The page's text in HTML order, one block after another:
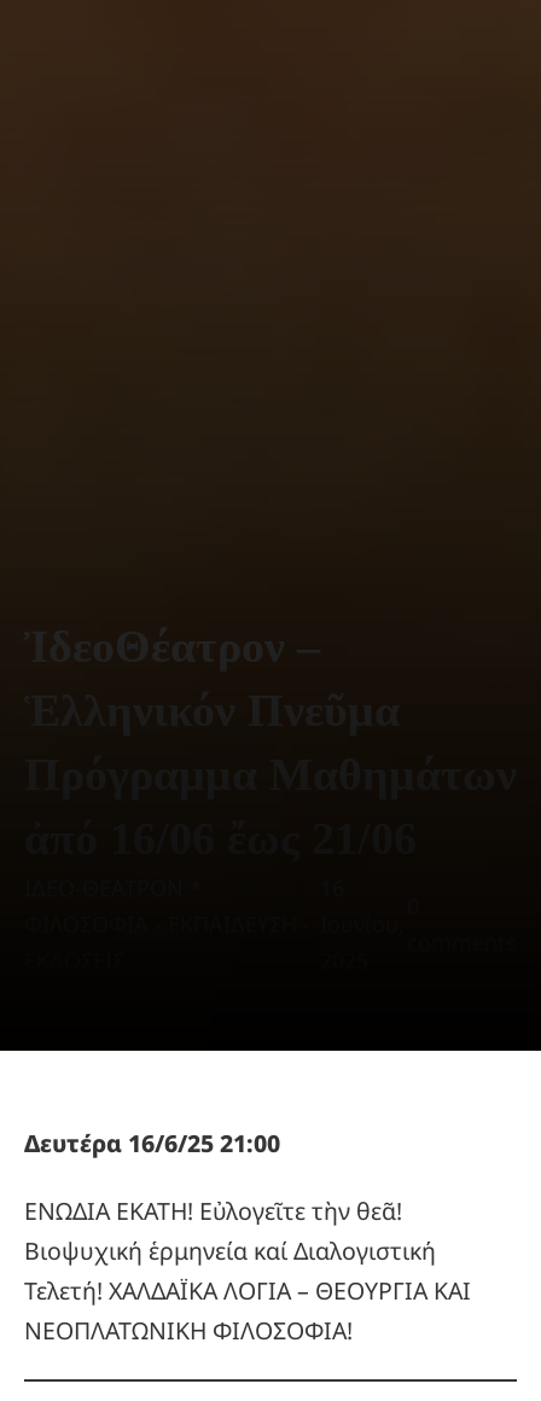
ἸδεοΘέατρον –
Δευτέρα 16/6/25 21:00
ΕΝΩΔΙΑ ΕΚΑΤΗ! Εὐλογεῖτε τὴν θεᾶ!
Βιοψυχική ἑρμηνεία καί Διαλογιστική
Τελετή! ΧΑΛΔΑΪΚΑ ΛΟΓΙΑ – ΘΕΟΥΡΓΙΑ ΚΑΙ
ΝΕΟΠΛΑΤΩΝΙΚΗ ΦΙΛΟΣΟΦΙΑ!